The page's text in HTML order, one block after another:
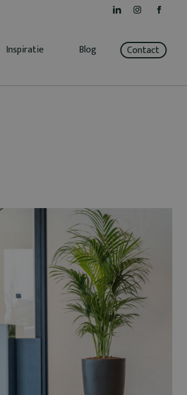
Inspiratie Blog Contact